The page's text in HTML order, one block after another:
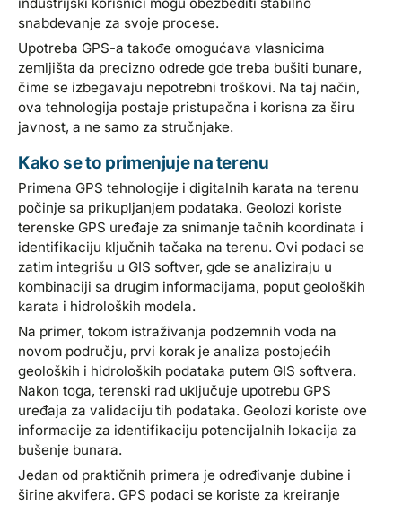
snabdevanje za svoje procese.
Upotreba GPS-a takođe omogućava vlasnicima
zemljišta da precizno odrede gde treba bušiti bunare,
čime se izbegavaju nepotrebni troškovi. Na taj način,
ova tehnologija postaje pristupačna i korisna za širu
javnost, a ne samo za stručnjake.
Kako se to primenjuje na terenu
Primena GPS tehnologije i digitalnih karata na terenu
počinje sa prikupljanjem podataka. Geolozi koriste
terenske GPS uređaje za snimanje tačnih koordinata i
identifikaciju ključnih tačaka na terenu. Ovi podaci se
zatim integrišu u GIS softver, gde se analiziraju u
kombinaciji sa drugim informacijama, poput geoloških
karata i hidroloških modela.
Na primer, tokom istraživanja podzemnih voda na
novom području, prvi korak je analiza postojećih
geoloških i hidroloških podataka putem GIS softvera.
Nakon toga, terenski rad uključuje upotrebu GPS
uređaja za validaciju tih podataka. Geolozi koriste ove
informacije za identifikaciju potencijalnih lokacija za
bušenje bunara.
Jedan od praktičnih primera je određivanje dubine i
širine akvifera. GPS podaci se koriste za kreiranje